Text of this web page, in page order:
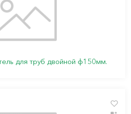
для труб двойной ф150мм.